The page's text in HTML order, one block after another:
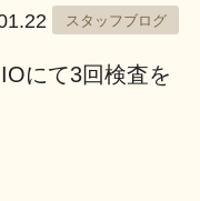
スタッフブログ
にて3回検査を